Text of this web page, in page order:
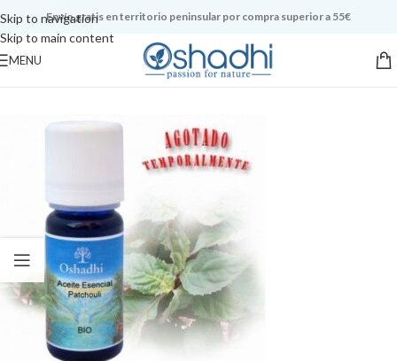
Skip to navigation
Skip to main content
Envío gratis en territorio peninsular por compra superior a 55€
MENU